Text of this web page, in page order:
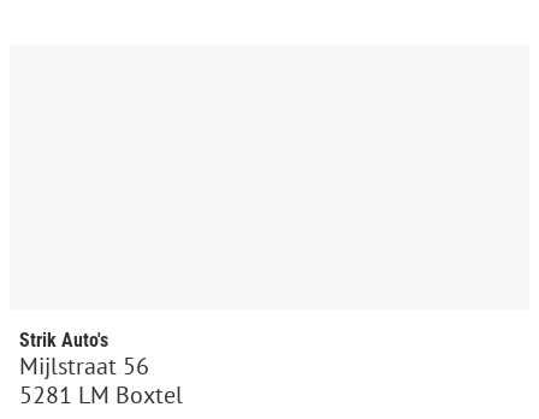
Strik Auto's
Mijlstraat 56
5281 LM Boxtel